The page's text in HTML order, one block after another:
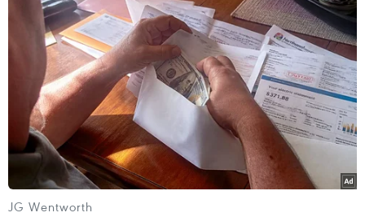
Một quan chức cấp cao EU cho biết gói hỗ trợ gồm 33 tỷ
euro trợ giúp tài chính vĩ mô giúp bổ sung ngân khố
quốc gia của Ukraine và dự kiến được đưa ra sau điều
chỉnh ngân sách 2021-2027 của khối.
JG Wentworth